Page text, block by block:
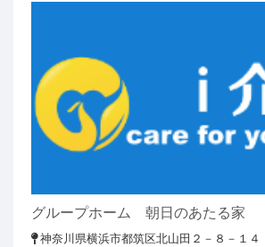
グループホーム 朝日のあたる家
神奈川県横浜市都筑区北山田２－８－１４